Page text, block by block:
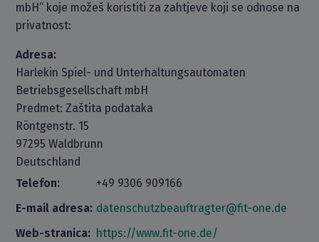
mbH“ koje možeš koristiti za zahtjeve koji se odnose na
privatnost:
Adresa:
Harlekin Spiel- und Unterhaltungsautomaten
Betriebsgesellschaft mbH
Predmet: Zaštita podataka
Röntgenstr. 15
97295 Waldbrunn
Deutschland
Telefon:
+49 9306 909166
E-mail adresa: datenschutzbeauftragter@fit-one.de
Web-stranica: https://www.fit-one.de/